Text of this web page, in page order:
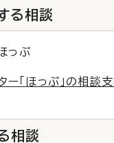
る相談
っぷ
ー「ほっぷ」の相談
相談